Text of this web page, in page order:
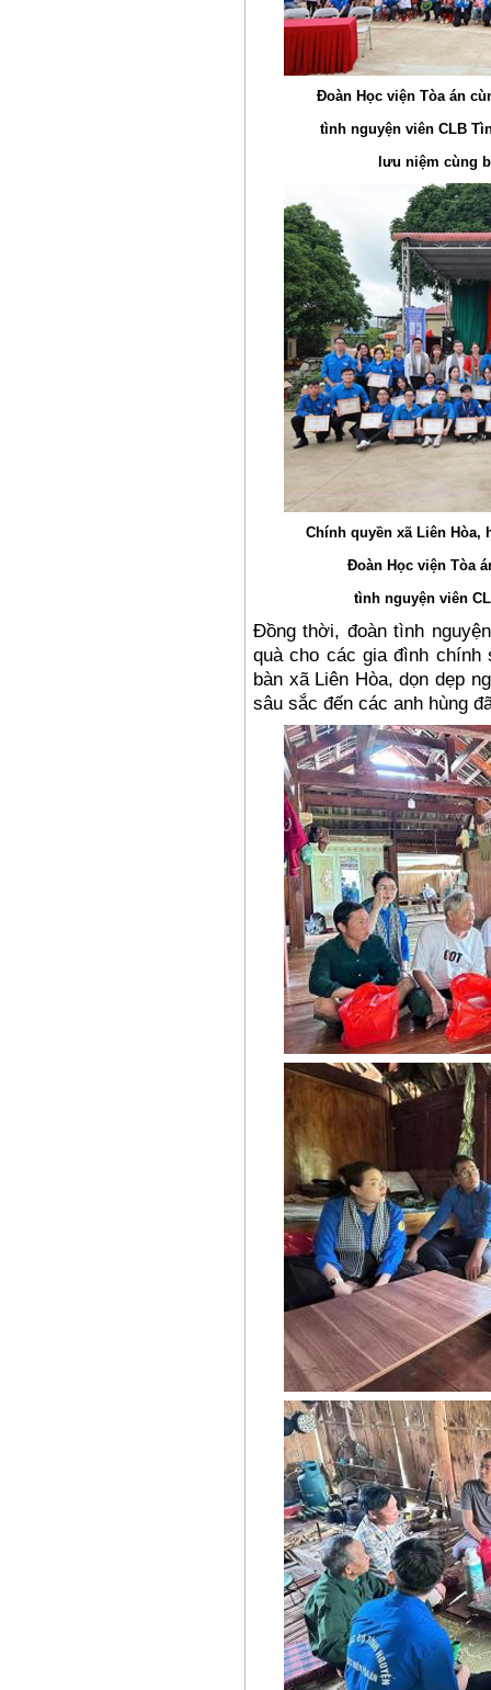
Đoàn Học viện Tòa án
tình nguyện viên CLB
lưu niệm cùng
Chính quyền xã Liên Hòa,
Đoàn Học viện Tòa
tình nguyện viên
Đồng thời, đoàn tình
quà cho các gia đình chính
bàn xã Liên Hòa, dọn dẹp
sâu sắc đến các anh hùng